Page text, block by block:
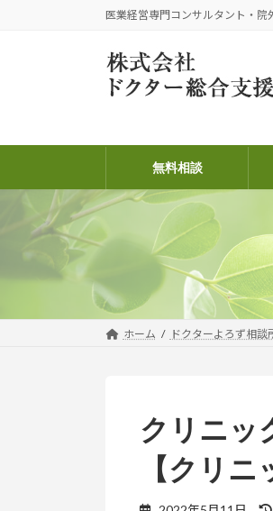
医業経営専門コンサルタント・院
無料相談
ホーム ドクターよろず相談
クリニッ
【クリ